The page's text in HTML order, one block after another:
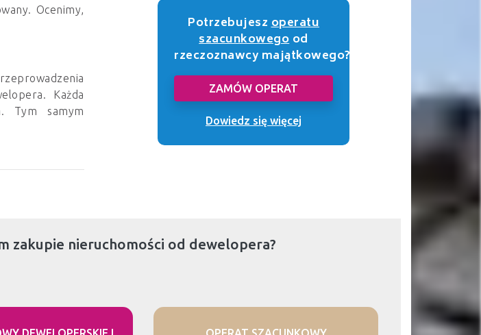
Ocenimy,
Każda
Tym samym
Potrzebujeszoperatu
szacunkowegood
rzeczoznawcy majątkowego?
ZAMÓW OPERAT
Dowiedz się więcej
zakupie nieruchomości od dewelopera?